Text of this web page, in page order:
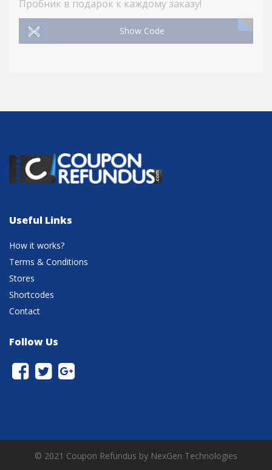
Пробник в подарок к каждому заказу!
Show Code
Useful Links
How it works?
Terms & Conditions
Stores
Shortcodes
Contact
Follow Us
© 2021 Coupon Refundus by NexGen Technologies